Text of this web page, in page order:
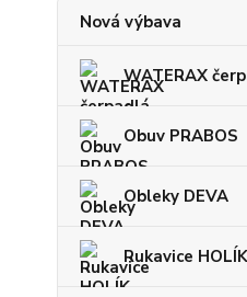
Nová výbava
WATERAX
Obuv PRABOS
Obleky DEVA
Rukavice HOLÍK